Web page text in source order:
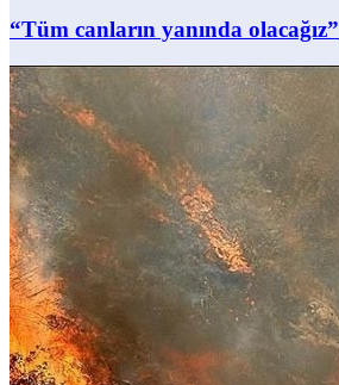
“Tüm canların yanında olacağız”